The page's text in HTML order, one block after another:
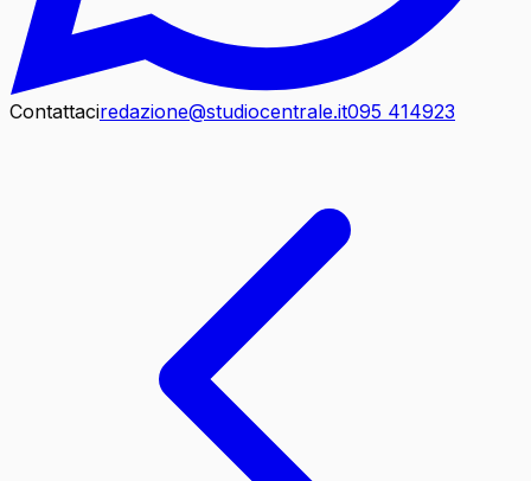
Contattaciredazione@studiocentrale.it095 414923